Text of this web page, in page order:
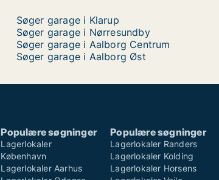
Søger garage i Klarup
Søger garage i Nørresundby
Søger garage i Aalborg Centrum
Søger garage i Aalborg Øst
Populære søgninger
Lagerlokaler
København
Lagerlokaler Aarhus
Populære søgninger
Lagerlokaler Randers
Lagerlokaler Kolding
Lagerlokaler Horsens